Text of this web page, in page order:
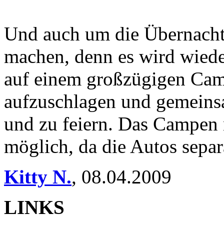
Und auch um die
machen, denn es wird
auf einem großzügigen
aufzuschlagen und
und zu feiern. Das
möglich, da die Autos
Kitty N., 08.04.2009
LINKS